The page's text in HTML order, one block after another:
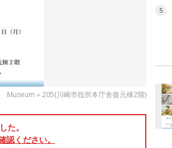
Museum＋205(川崎市役所本庁舎復元棟2階)
た。
ください。
5